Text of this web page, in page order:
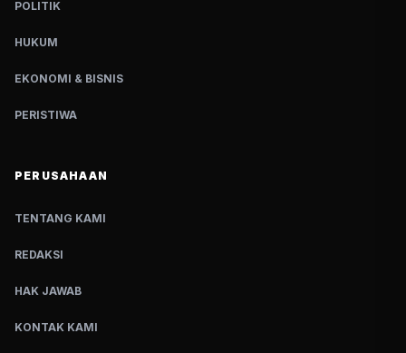
POLITIK
HUKUM
EKONOMI & BISNIS
PERISTIWA
PERUSAHAAN
TENTANG KAMI
REDAKSI
HAK JAWAB
KONTAK KAMI